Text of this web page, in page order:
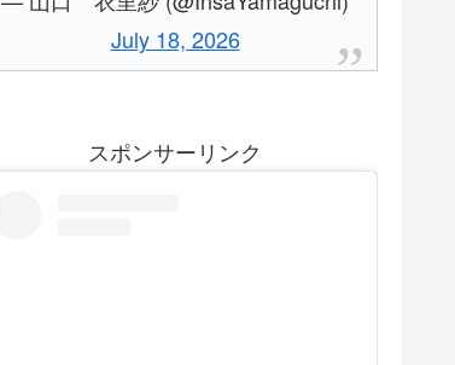
July 18, 2026
スポンサーリンク